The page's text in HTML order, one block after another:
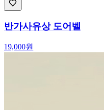
반가사유상 도어벨
19,000원